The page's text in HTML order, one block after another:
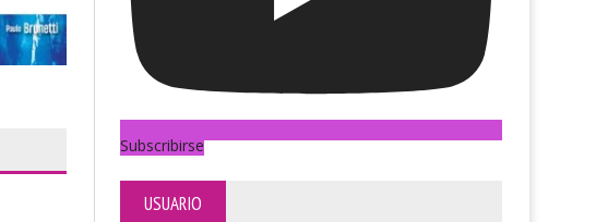
Subscribirse
USUARIO